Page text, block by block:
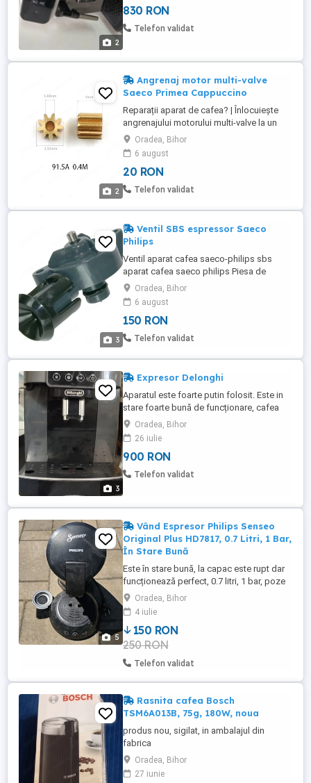
2
830 RON
Telefon validat
2
Angrenaj motor multi-valve
Saeco Primea Cappuccino
Reparații aparat de cafea? | Înlocuiește
angrenajului motorului multi-valve la un
inel Saeco Primea Cappuccino
Oradea, Bihor
6 august
20 RON
Telefon validat
3
Ventil SBS espressor Saeco
Philips
Ventil aparat cafea saeco-philips sbs
aparat cafea saeco philips Piesa de
schimb Saeco: 11002154
Oradea, Bihor
6 august
150 RON
Telefon validat
3
Expresor Delonghi
Aparatul este foarte putin folosit. Este in
stare foarte bună de funcționare, cafea
boabe si macinata
Oradea, Bihor
26 iulie
900 RON
Telefon validat
5
Vând Espresor Philips Senseo
Original Plus HD7817, 0.7 Litri, 1 Bar,
În Stare Bună
Este în stare bună, la capac este rupt dar
funcționează perfect, 0.7 litri, 1 bar, poze
reale, preț 150 lei fix sau schimb! Mai
multe detalii la telefon!
Oradea, Bihor
4 iulie
150 RON
250 RON
Telefon validat
Rasnita cafea Bosch
TSM6A013B, 75g, 180W, noua
produs nou, sigilat, in ambalajul din
fabrica
Oradea, Bihor
27 iunie